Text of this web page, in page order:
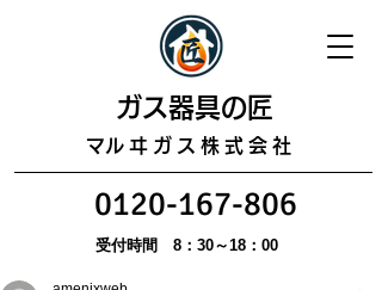
​ガス器具の匠
​マルヰガス株式会社
0120-167-806
受付時間 8：30～18：00